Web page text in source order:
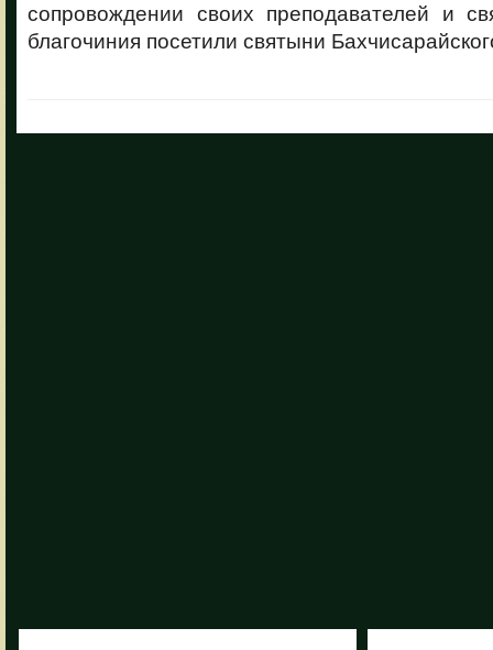
сопровождении своих преподавателей и
благочиния посетили святыни